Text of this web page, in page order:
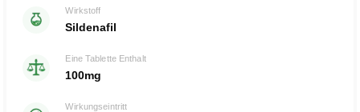
Wirkstoff
Sildenafil
Eine Tablette Enthalt
100mg
Wirkungseintritt